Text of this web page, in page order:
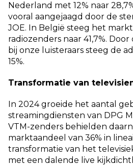
Nederland met 12% naar
vooral aangejaagd door de
JOE. In België steeg het
radiozenders naar 41,7%.
bij onze luisteraars steeg de
15%.
Transformatie van
In 2024 groeide het aantal
streamingdiensten van DPG
VTM-zenders behielden
marktaandeel van 36% in
transformatie van het
met een dalende live